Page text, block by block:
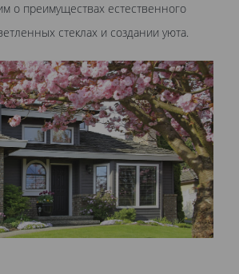
о преимуществах естественного
стеклах и создании уюта.